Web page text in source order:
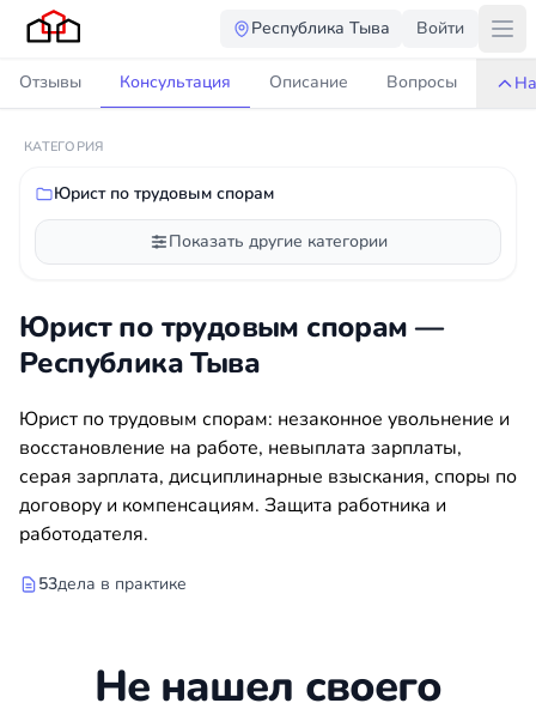
Республика Тыва Войти
Отзывы Консультация Описание Вопросы
КАТЕГОРИЯ
Юрист по трудовым спорам
Показать другие категории
Юрист по трудовым спорам —
Республика Тыва
Юрист по трудовым спорам: незаконное увольнение и
восстановление на работе, невыплата зарплаты,
серая зарплата, дисциплинарные взыскания, споры по
договору и компенсациям. Защита работника и
работодателя.
53дела в практике
Не нашел своего